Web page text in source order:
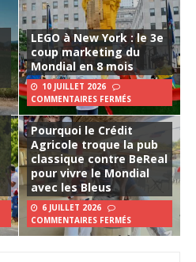
LEGO à New York : le 3e
coup marketing du
Mondial en 8 mois
10 JUILLET 2026
COMMENTAIRES FERMÉS
Pourquoi le Crédit
Agricole troque la pub
classique contre BeReal
pour vivre le Mondial
avec les Bleus
6 JUILLET 2026
COMMENTAIRES FERMÉS